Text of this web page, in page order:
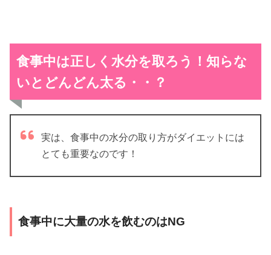
食事中は正しく水分を取ろう！知らな
いとどんどん太る・・？
実は、食事中の水分の取り方がダイエットには
とても重要なのです！
食事中に大量の水を飲むのはNG